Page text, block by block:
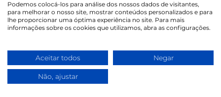
MODA
conversa portuguesa
na cabeça
Podemos colocá-los para análise dos nossos dados de visitantes,
para melhorar o nosso site, mostrar conteúdos personalizados e para
lhe proporcionar uma óptima experiência no site. Para mais
informações sobre os cookies que utilizamos, abra as configurações.
Aceitar todos Negar
Não, ajustar